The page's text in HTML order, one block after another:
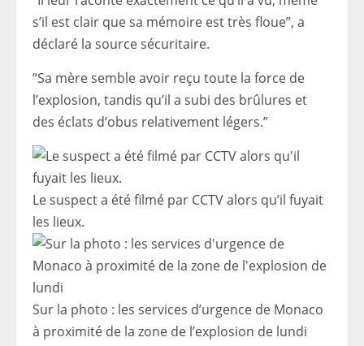
s’il est clair que sa mémoire est très floue”, a
déclaré la source sécuritaire.
“Sa mère semble avoir reçu toute la force de
l’explosion, tandis qu’il a subi des brûlures et
des éclats d’obus relativement légers.”
Le suspect a été filmé par CCTV alors qu’il fuyait
les lieux.
Sur la photo : les services d’urgence de Monaco
à proximité de la zone de l’explosion de lundi